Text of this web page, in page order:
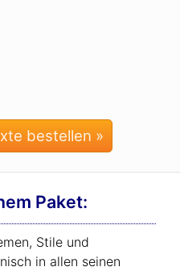
bestellen »
Paket:
Stile und
in allen seinen